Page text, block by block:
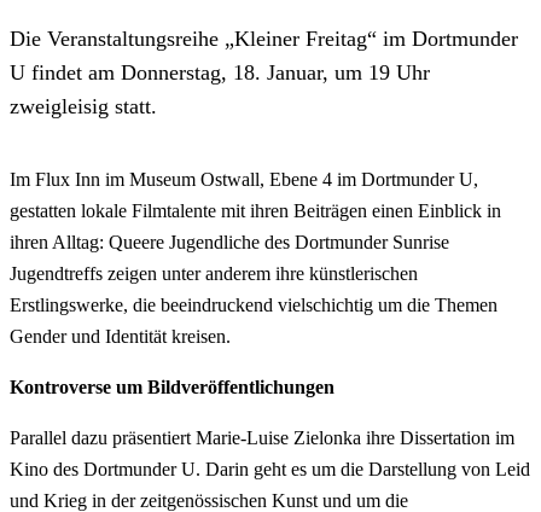
Die Veranstaltungsreihe „Kleiner Freitag“ im Dortmunder
U findet am Donnerstag, 18. Januar, um 19 Uhr
zweigleisig statt.
Im Flux Inn im Museum Ostwall, Ebene 4 im Dortmunder U,
gestatten lokale Filmtalente mit ihren Beiträgen einen Einblick in
ihren Alltag: Queere Jugendliche des Dortmunder Sunrise
Jugendtreffs zeigen unter anderem ihre künstlerischen
Erstlingswerke, die beeindruckend vielschichtig um die Themen
Gender und Identität kreisen.
Kontroverse um Bildveröffentlichungen
Parallel dazu präsentiert Marie-Luise Zielonka ihre Dissertation im
Kino des Dortmunder U. Darin geht es um die Darstellung von Leid
und Krieg in der zeitgenössischen Kunst und um die